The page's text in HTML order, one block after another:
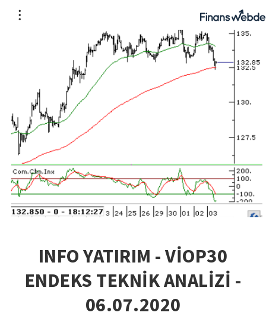
INFO YATIRIM - VİOP30
ENDEKS TEKNİK ANALİZİ -
06.07.2020